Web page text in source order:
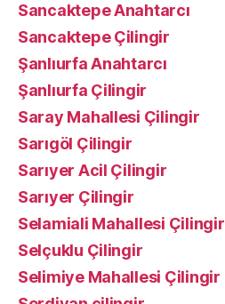
Sancaktepe Anahtarcı
Sancaktepe Çilingir
Şanlıurfa Anahtarcı
Şanlıurfa Çilingir
Saray Mahallesi Çilingir
Sarıgöl Çilingir
Sarıyer Acil Çilingir
Sarıyer Çilingir
Selamiali Mahallesi Çilingir
Selçuklu Çilingir
Selimiye Mahallesi Çilingir